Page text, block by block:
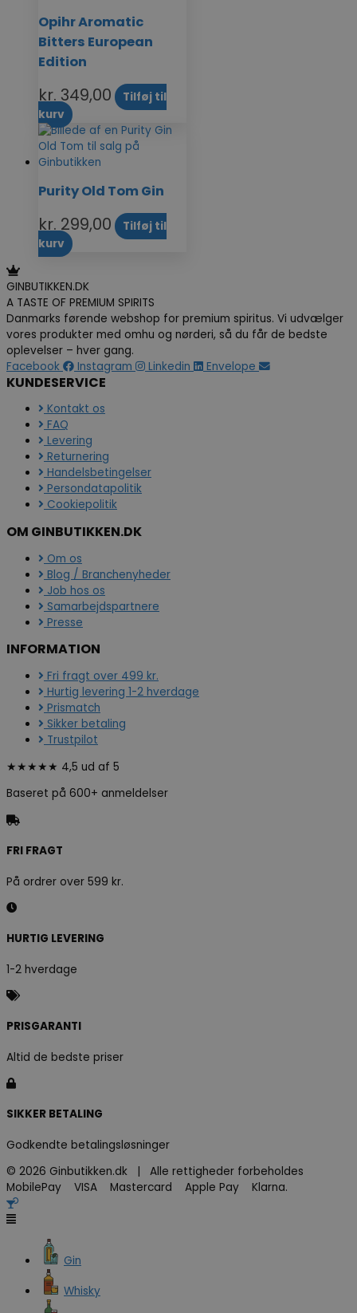
Opihr Aromatic
Bitters European
Edition
kr. 349,00
Tilføj til
kurv
Purity Old Tom Gin
kr. 299,00
Tilføj til
kurv
GINBUTIKKEN.DK
A TASTE OF PREMIUM SPIRITS
Danmarks førende webshop for premium spiritus. Vi udvælger
vores produkter med omhu og nørderi, så du får de bedste
oplevelser – hver gang.
Facebook
Instagram Linkedin Envelope
KUNDESERVICE
Kontakt os
FAQ
Levering
Returnering
Handelsbetingelser
Persondatapolitik
Cookiepolitik
OM GINBUTIKKEN.DK
Om os
Blog / Branchenyheder
Job hos os
Samarbejdspartnere
Presse
INFORMATION
Fri fragt over 499 kr.
Hurtig levering 1-2 hverdage
Prismatch
Sikker betaling
Trustpilot
★★★★★ 4,5 ud af 5
Baseret på 600+ anmeldelser
FRI FRAGT
På ordrer over 599 kr.
HURTIG LEVERING
1-2 hverdage
PRISGARANTI
Altid de bedste priser
SIKKER BETALING
Godkendte betalingsløsninger
© 2026 Ginbutikken.dk | Alle rettigheder forbeholdes
MobilePay VISA Mastercard Apple Pay Klarna.
Gin
Whisky